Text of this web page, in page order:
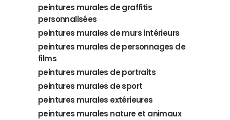
peintures murales de graffitis
personnalisées
peintures murales de murs intérieurs
peintures murales de personnages de
films
peintures murales de portraits
peintures murales de sport
peintures murales extérieures
peintures murales nature et animaux